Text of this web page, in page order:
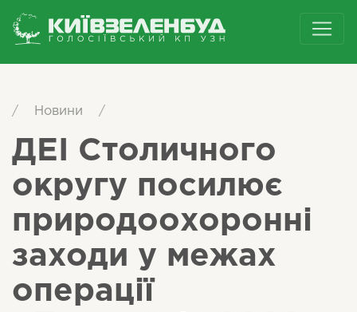
/ Новини /
ДЕІ Столичного
округу посилює
природоохоронні
заходи у межах
операції